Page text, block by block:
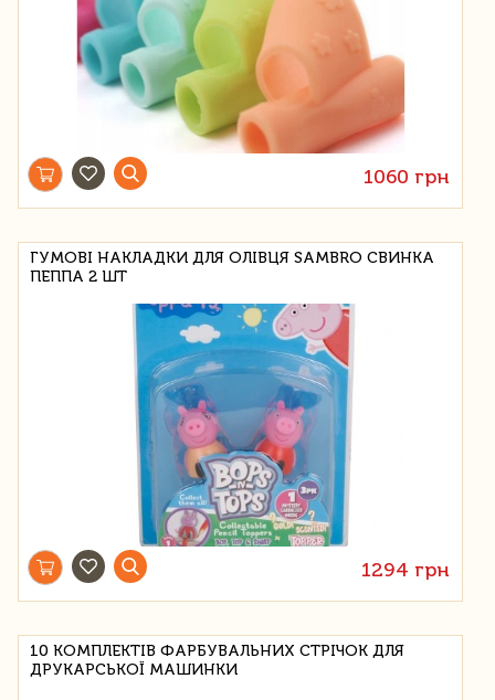
1060 грн
ГУМОВІ НАКЛАДКИ ДЛЯ ОЛІВЦЯ SAMBRO СВИНКА
ПЕППА 2 ШТ
1294 грн
10 КОМПЛЕКТІВ ФАРБУВАЛЬНИХ СТРІЧОК ДЛЯ
ДРУКАРСЬКОЇ МАШИНКИ